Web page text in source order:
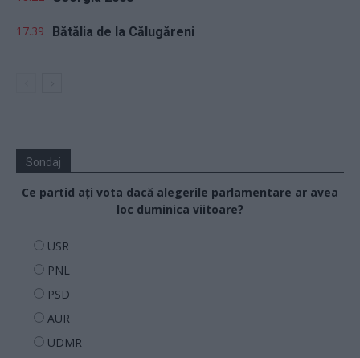
17.39 Bătălia de la Călugăreni
Sondaj
Ce partid ați vota dacă alegerile parlamentare ar avea
loc duminica viitoare?
USR
PNL
PSD
AUR
UDMR